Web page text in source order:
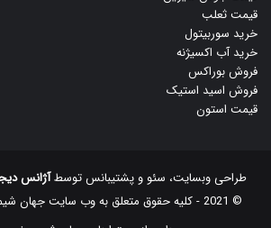
قیمت ثعلب
خرید سوربیتول
خرید آب اکسیژنه
فروش بوراکس
فروش اسید استیک
قیمت استون
طراحی وبسایت، سئو و پشتیبانس توسطآژانس
© 2021 - کلیه حقوق متعلق به وب سایت جهان